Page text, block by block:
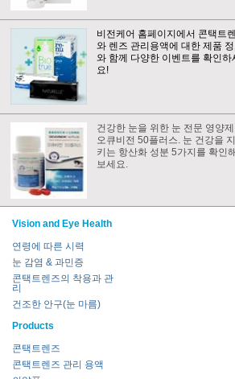
비전케어 홈페이지에서 콘택트
와 렌즈 관리용액에 대한 제품 정
와 함께 다양한 이벤트를 확인하
요!
건강한 눈을 위한 눈 전문 영양제,
오큐비전 50플러스. 눈 건강을 지
키는 항산화 성분 5가지를 확인
보세요.
Vision and Eye Health
연령에 따른 시력
눈 감염 & 과민증
콘택트렌즈의 착용과 관
리
건조한 안구(눈 마름)
Products
콘택트렌즈
콘택트렌즈 관리 용액